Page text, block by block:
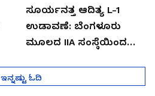
ಸೂರ್ಯನತ್ತ ಆದಿತ್ಯ L-1
ಉಡಾವಣೆ: ಬೆಂಗಳೂರು
ಮೂಲದ IIA ಸಂಸ್ಥೆಯಿಂದ
ಇನ್ನಷ್ಟು ಓದಿ